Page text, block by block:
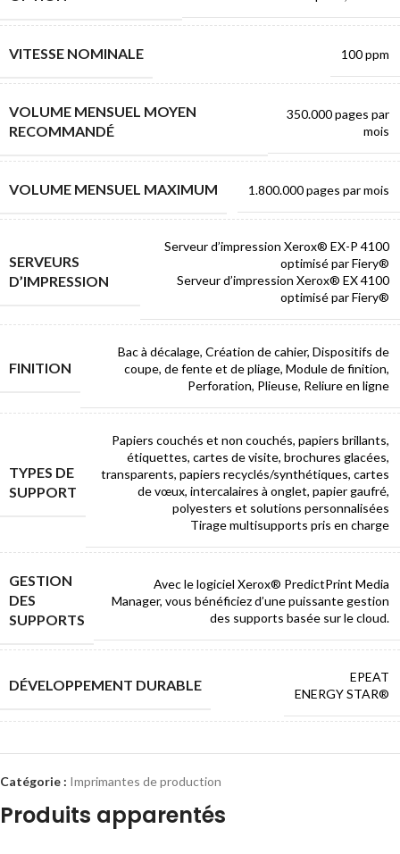
VITESSE NOMINALE 100 ppm
VOLUME MENSUEL MOYEN
RECOMMANDÉ
350.000 pages par
mois
VOLUME MENSUEL MAXIMUM 1.800.000 pages par mois
SERVEURS
D’IMPRESSION
Serveur d’impression Xerox® EX-P 4100
optimisé par Fiery®
Serveur d’impression Xerox® EX 4100
optimisé par Fiery®
FINITION
Bac à décalage, Création de cahier, Dispositifs de
coupe, de fente et de pliage, Module de finition,
Perforation, Plieuse, Reliure en ligne
TYPES DE
SUPPORT
Papiers couchés et non couchés, papiers brillants,
étiquettes, cartes de visite, brochures glacées,
transparents, papiers recyclés/synthétiques, cartes
de vœux, intercalaires à onglet, papier gaufré,
polyesters et solutions personnalisées
Tirage multisupports pris en charge
GESTION
DES
SUPPORTS
Avec le logiciel Xerox® PredictPrint Media
Manager, vous bénéficiez d’une puissante gestion
des supports basée sur le cloud.
DÉVELOPPEMENT DURABLE
EPEAT
ENERGY STAR®
Catégorie : Imprimantes de production
Produits apparentés